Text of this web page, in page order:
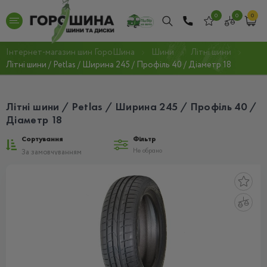
0 0 0
Інтернет-магазин шин ГороШина Шини
Літні шини
Літні шини / Petlas / Ширина 245 / Профіль 40 / Діаметр 18
Літні шини / Petlas / Ширина 245 / Профіль 40 /
Діаметр 18
Сортування
Фільтр
Не обрано